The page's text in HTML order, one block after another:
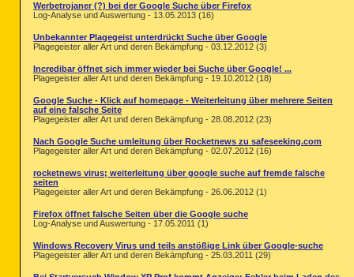
Werbetrojaner (?) bei der Google Suche über Firefox
Log-Analyse und Auswertung - 13.05.2013 (16)
Unbekannter Plagegeist unterdrückt Suche über Google
Plagegeister aller Art und deren Bekämpfung - 03.12.2012 (3)
Incredibar öffnet sich immer wieder bei Suche über Google! ...
Plagegeister aller Art und deren Bekämpfung - 19.10.2012 (18)
Google Suche - Klick auf homepage - Weiterleitung über mehrere Seiten
auf eine falsche Seite
Plagegeister aller Art und deren Bekämpfung - 28.08.2012 (23)
Nach Google Suche umleitung über Rocketnews zu safeseeking.com
Plagegeister aller Art und deren Bekämpfung - 02.07.2012 (16)
rocketnews virus; weiterleitung über google suche auf fremde falsche
seiten
Plagegeister aller Art und deren Bekämpfung - 26.06.2012 (1)
Firefox öffnet falsche Seiten über die Google suche
Log-Analyse und Auswertung - 17.05.2011 (1)
Windows Recovery Virus und teils anstößige Link über Google-suche
Plagegeister aller Art und deren Bekämpfung - 25.03.2011 (29)